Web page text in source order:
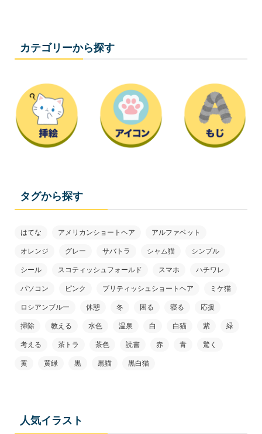
カテゴリーから探す
タグから探す
はてな アメリカンショートヘア アルファベット
オレンジ グレー サバトラ シャム猫 シンプル
シール スコティッシュフォールド スマホ ハチワレ
パソコン ピンク ブリティッシュショートヘア ミケ猫
ロシアンブルー 休憩 冬 困る 寝る 応援
掃除 教える 水色 温泉 白 白猫 紫 緑
考える 茶トラ 茶色 読書 赤 青 驚く
黄 黄緑 黒 黒猫 黒白猫
人気イラスト